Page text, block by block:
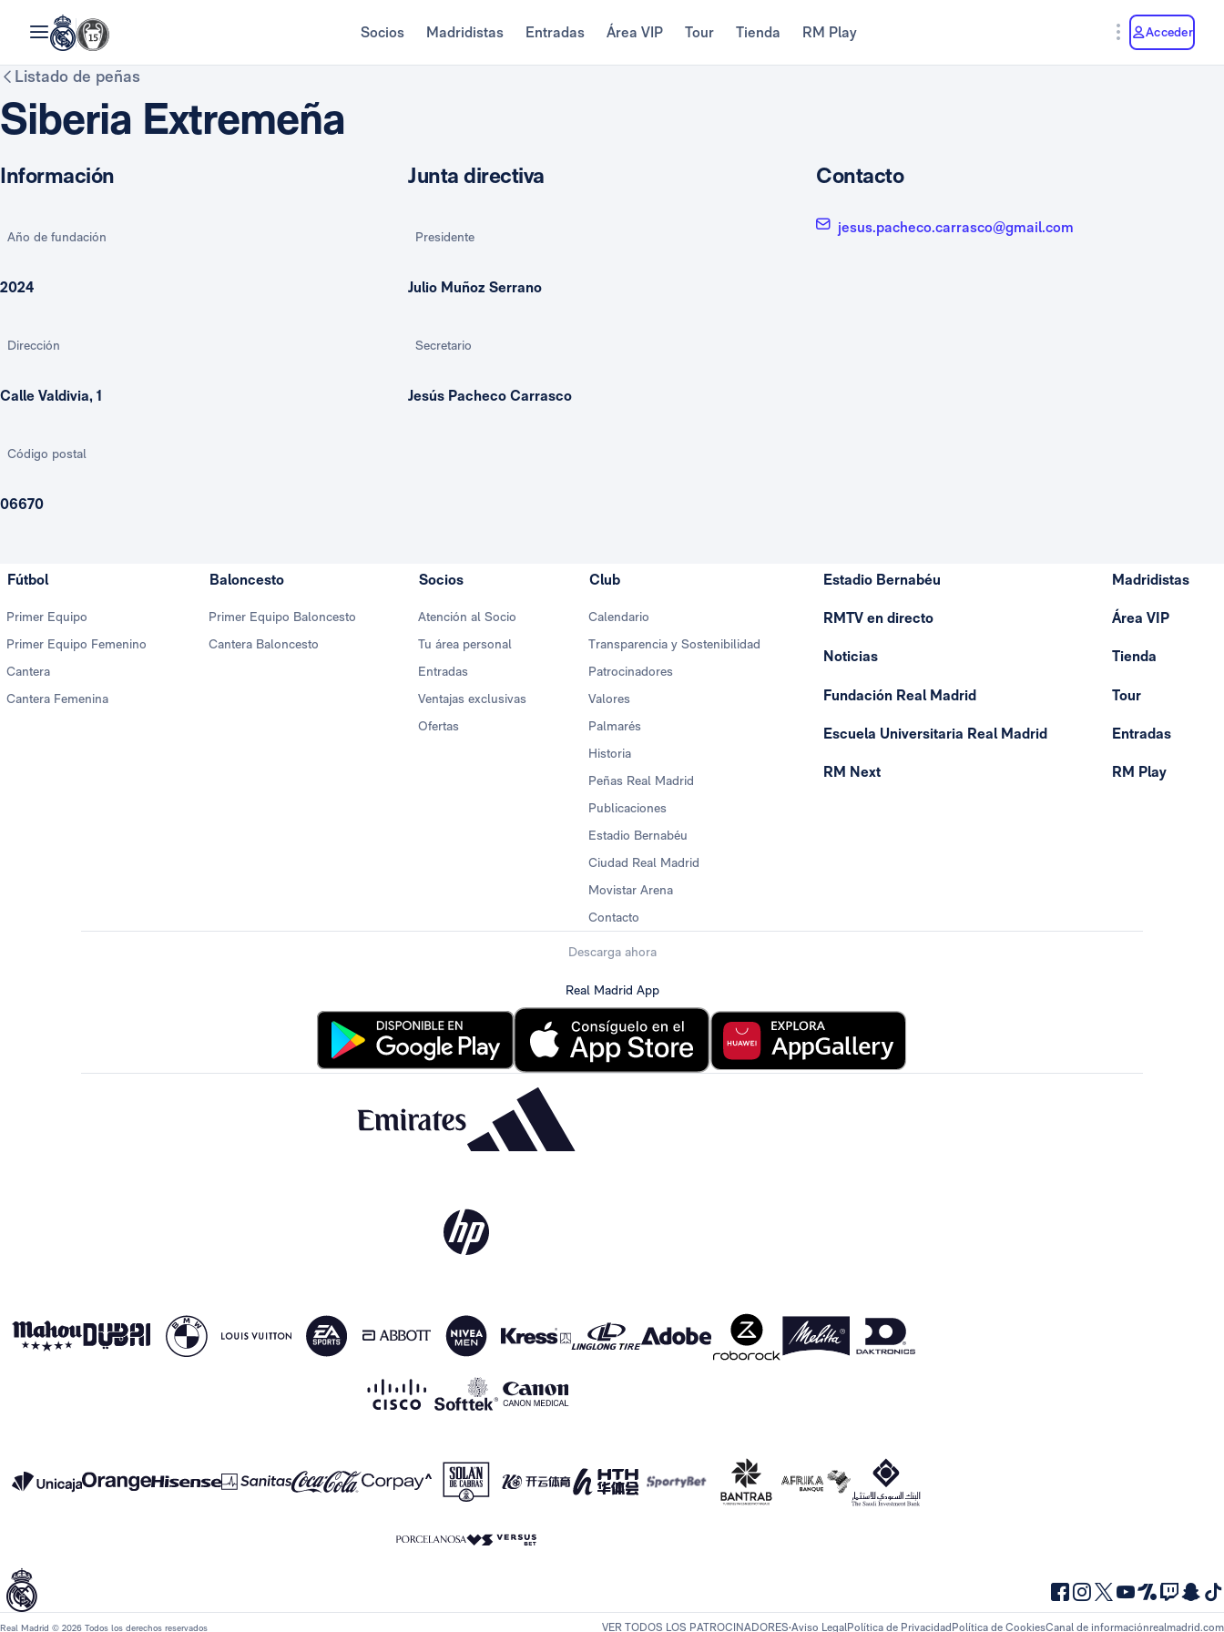
Socios Madridistas Entradas Área VIP Tour Tienda RM Play Acceder
Listado de peñas
Siberia Extremeña
Información
Año de fundación
2024
Dirección
Calle Valdivia, 1
Código postal
06670
Junta directiva
Presidente
Julio Muñoz Serrano
Secretario
Jesús Pacheco Carrasco
Contacto
jesus.pacheco.carrasco@gmail.com
Fútbol
Primer Equipo
Primer Equipo Femenino
Cantera
Cantera Femenina
Baloncesto
Primer Equipo Baloncesto
Cantera Baloncesto
Socios
Atención al Socio
Tu área personal
Entradas
Ventajas exclusivas
Ofertas
Club
Calendario
Transparencia y Sostenibilidad
Patrocinadores
Valores
Palmarés
Historia
Peñas Real Madrid
Publicaciones
Estadio Bernabéu
Ciudad Real Madrid
Movistar Arena
Contacto
Estadio Bernabéu
RMTV en directo
Noticias
Fundación Real Madrid
Escuela Universitaria Real Madrid
RM Next
Madridistas
Área VIP
Tienda
Tour
Entradas
RM Play
Descarga ahora
Real Madrid App
Real Madrid © 2026 Todos los derechos reservados VER TODOS LOS PATROCINADORES Aviso LegalPolítica de Privacidad Política de CookiesCanal de informaciónrealmadrid.com